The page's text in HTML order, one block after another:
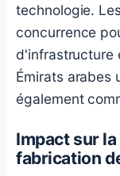
technologie.
concurrence
d'infrastructure
Émirats arabes
également
Impact sur
fabrication